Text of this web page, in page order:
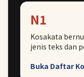
N1
Kosakata
jenis teks dan
Buka Daftar